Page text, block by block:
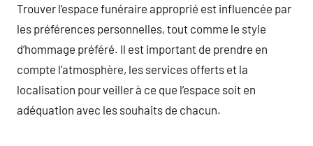
Trouver l’espace funéraire approprié est influencée par
les préférences personnelles, tout comme le style
d’hommage préféré. Il est important de prendre en
compte l’atmosphère, les services offerts et la
localisation pour veiller à ce que l’espace soit en
adéquation avec les souhaits de chacun.